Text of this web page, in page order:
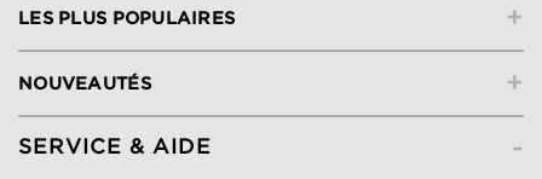
+
LES PLUS POPULAIRES
+
NOUVEAUTÉS
-
SERVICE & AIDE